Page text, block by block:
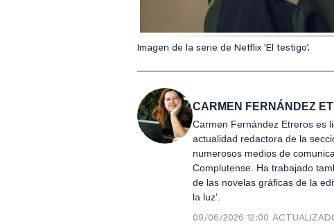
Imagen de la serie de Netflix 'El testigo'.
CARMEN FERNÁNDEZ
Carmen Fernández Etreros es
actualidad redactora de la
numerosos medios de
Complutense. Ha trabajado
de las novelas gráficas de la
la luz'.
09/06/2026 12:00